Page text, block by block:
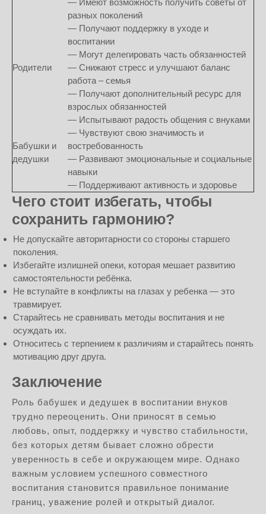
— Имеют возможность получить советы от
разных поколений
Родители
— Получают поддержку в уходе и
воспитании
— Могут делегировать часть обязанностей
— Снижают стресс и улучшают баланс
работа – семья
— Получают дополнительный ресурс для
взрослых обязанностей
Бабушки и
дедушки
— Испытывают радость общения с внуками
— Чувствуют свою значимость и
востребованность
— Развивают эмоциональные и социальные
навыки
— Поддерживают активность и здоровье
Чего стоит избегать, чтобы
сохранить гармонию?
Не допускайте авторитарности со стороны старшего
поколения.
Избегайте излишней опеки, которая мешает развитию
самостоятельности ребёнка.
Не вступайте в конфликты на глазах у ребенка — это
травмирует.
Старайтесь не сравнивать методы воспитания и не
осуждать их.
Относитесь с терпением к различиям и старайтесь понять
мотивацию друг друга.
Заключение
Роль бабушек и дедушек в воспитании внуков
трудно переоценить. Они приносят в семью
любовь, опыт, поддержку и чувство стабильности,
без которых детям бывает сложно обрести
уверенность в себе и окружающем мире. Однако
важным условием успешного совместного
воспитания становится правильное понимание
границ, уважение ролей и открытый диалог.